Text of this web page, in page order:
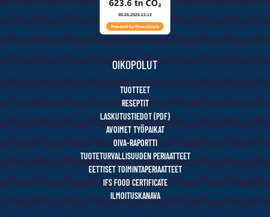
OIKOPOLUT
TUOTTEET
RESEPTIT
LASKUTUSTIEDOT (PDF)
AVOIMET TYÖPAIKAT
OIVA-RAPORTTI
TUOTETURVALLISUUDEN PERIAATTEET
EETTISET TOIMINTAPERIAATTEET
IFS FOOD CERTIFICATE
ILMOITUSKANAVA